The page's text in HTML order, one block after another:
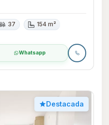
37 154 m²
Whatsapp
Destacada